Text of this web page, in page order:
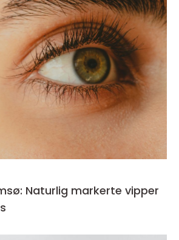
Naturlig markerte vipper